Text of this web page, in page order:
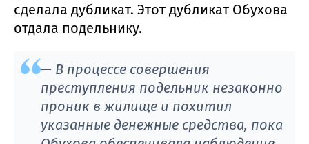
сделала дубликат. Этот дубликат Обухова
отдала подельнику.
— В процессе совершения
преступления подельник незаконно
проник в жилище и похитил
указанные денежные средства, пока